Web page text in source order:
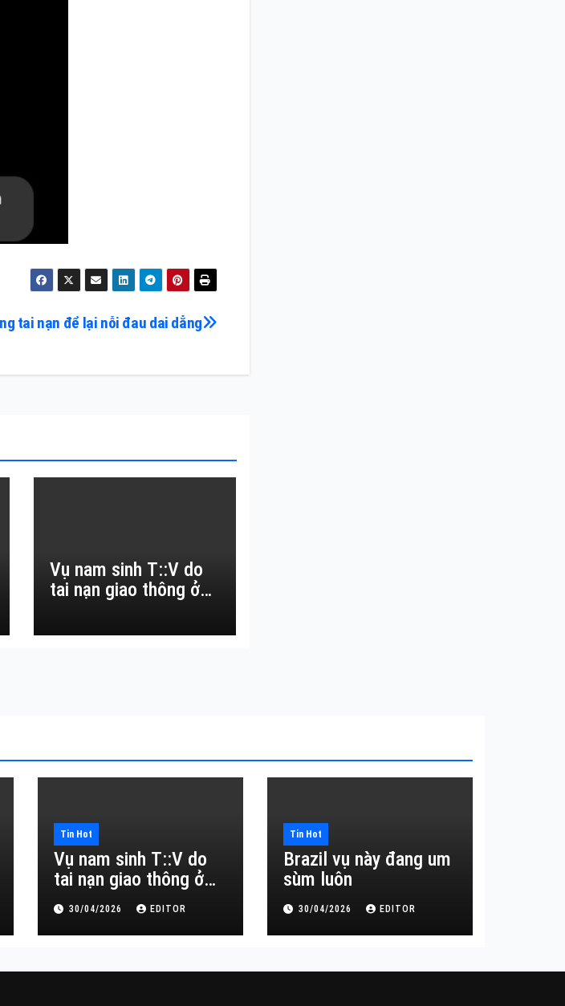
tai nạn để lại nỗi đau dai dẳng
Vụ nam sinh T::V do
tai nạn giao thông ở
Tin Hot
Vụ nam sinh T::V do
tai nạn giao thông ở
Đắk Lắk
30/04/2026 EDITOR
Tin Hot
Brazil vụ này đang um
sùm luôn
30/04/2026 EDITOR